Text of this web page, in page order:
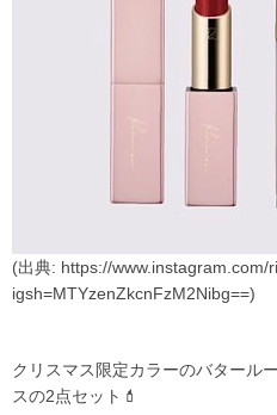
(出典: https://www.instagram.com/
igsh=MTYzenZkcnFzM2Nibg==)
クリスマス限定カラーのバタール
スの2点セット💄